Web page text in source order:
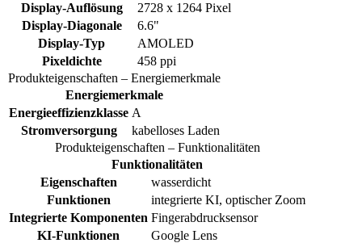
Display-Auflösung
2728 x 1264 Pixel
Display-Diagonale
6.6"
Display-Typ
AMOLED
Pixeldichte
458 ppi
Produkteigenschaften – Energiemerkmale
Energiemerkmale
Energieeffizienzklasse A
Stromversorgung
kabelloses Laden
Produkteigenschaften – Funktionalitäten
Funktionalitäten
Eigenschaften
wasserdicht
Funktionen
integrierte KI, optischer Zoom
Integrierte Komponenten Fingerabdrucksensor
KI-Funktionen
Google Lens